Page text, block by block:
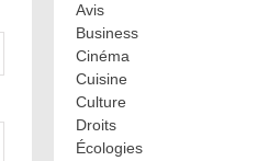
Avis
Business
Cinéma
Cuisine
Culture
Droits
Écologies